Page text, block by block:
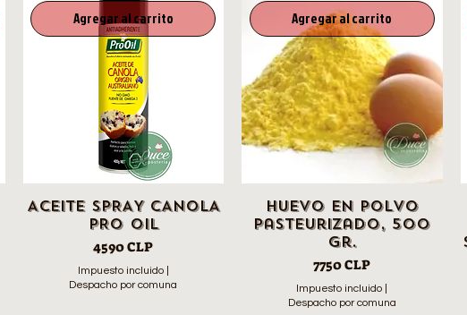
Agregar al carrito
ACEITE SPRAY CANOLA
PRO OIL
Precio
4590 CLP
Impuesto incluido|
Despacho por comuna
Agregar al carrito
Huevo en Polvo
Pasteurizado, 500
gr.
Precio
7750 CLP
Impuesto incluido
Despacho por comuna